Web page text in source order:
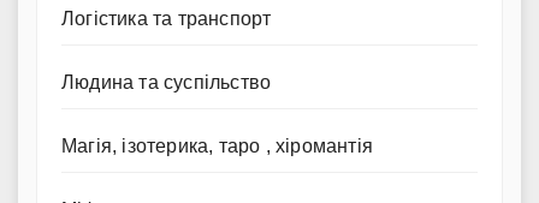
Логістика та транспорт
Людина та суспільство
Магія, ізотерика, таро , хіромантія